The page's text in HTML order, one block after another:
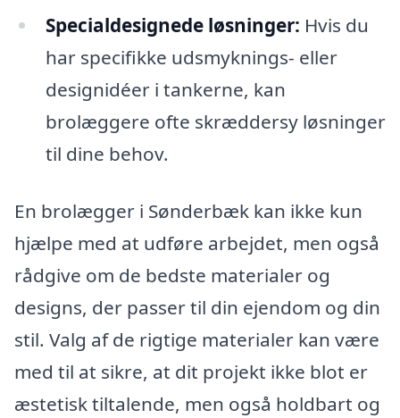
Specialdesignede løsninger: Hvis du
har specifikke udsmyknings- eller
designidéer i tankerne, kan
brolæggere ofte skræddersy løsninger
til dine behov.
En brolægger i Sønderbæk kan ikke kun
hjælpe med at udføre arbejdet, men også
rådgive om de bedste materialer og
designs, der passer til din ejendom og din
stil. Valg af de rigtige materialer kan være
med til at sikre, at dit projekt ikke blot er
æstetisk tiltalende, men også holdbart og